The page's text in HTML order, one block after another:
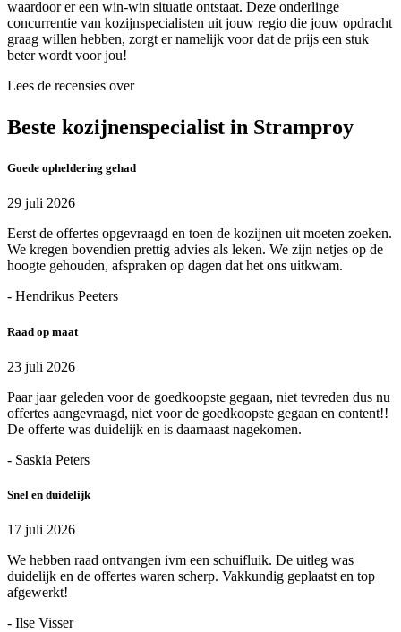
waardoor er een win-win situatie ontstaat. Deze onderlinge
concurrentie van kozijnspecialisten uit jouw regio die jouw opdracht
graag willen hebben, zorgt er namelijk voor dat de prijs een stuk
beter wordt voor jou!
Lees de recensies over
Beste kozijnenspecialist in Stramproy
Goede opheldering gehad
29 juli 2026
Eerst de offertes opgevraagd en toen de kozijnen uit moeten zoeken.
We kregen bovendien prettig advies als leken. We zijn netjes op de
hoogte gehouden, afspraken op dagen dat het ons uitkwam.
- Hendrikus Peeters
Raad op maat
23 juli 2026
Paar jaar geleden voor de goedkoopste gegaan, niet tevreden dus nu
offertes aangevraagd, niet voor de goedkoopste gegaan en content!!
De offerte was duidelijk en is daarnaast nagekomen.
- Saskia Peters
Snel en duidelijk
17 juli 2026
We hebben raad ontvangen ivm een schuifluik. De uitleg was
duidelijk en de offertes waren scherp. Vakkundig geplaatst en top
afgewerkt!
- Ilse Visser